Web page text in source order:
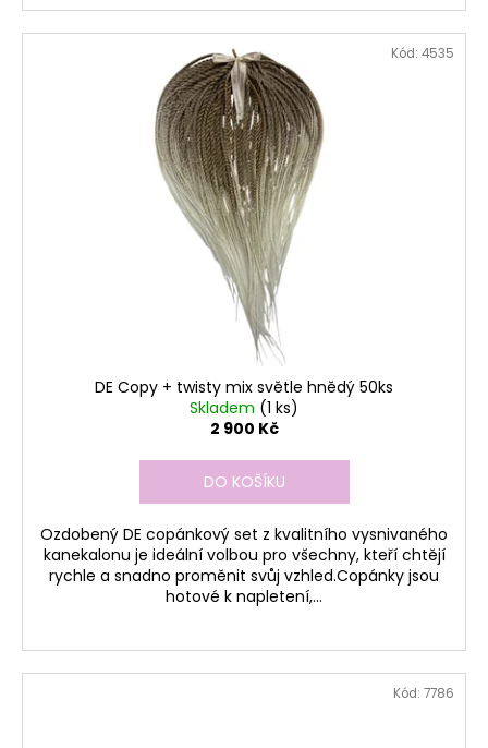
DE Copy + twisty mix světle hnědý 50ks
Skladem (1 ks)
2 900 Kč
DO KOŠÍKU
Ozdobený DE copánkový set z kvalitního vysnivaného
kanekalonu je ideální volbou pro všechny, kteří chtějí
rychle a snadno proměnit svůj vzhled.Copánky jsou
hotové k napletení,...
Kód: 4535
Kód: 7786